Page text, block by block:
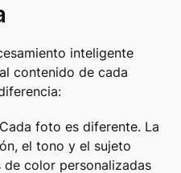
inteligente
contenido de cada
Cada foto es diferente. La
el tono y el sujeto
de color personalizadas